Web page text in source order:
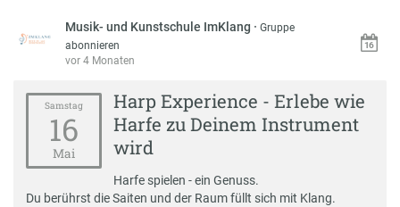
Musik- und Kunstschule ImKlang ·Gruppe
abonnieren
vor 4 Monaten
Samstag
16
Mai
Harp Experience - Erlebe wie
Harfe zu Deinem Instrument
wird
Harfe spielen - ein Genuss.
Du berührst die Saiten und der Raum füllt sich mit Klang.